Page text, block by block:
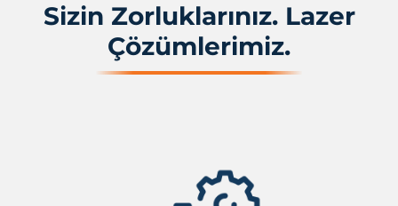
Sizin Zorluklarınız. Lazer
Çözümlerimiz.